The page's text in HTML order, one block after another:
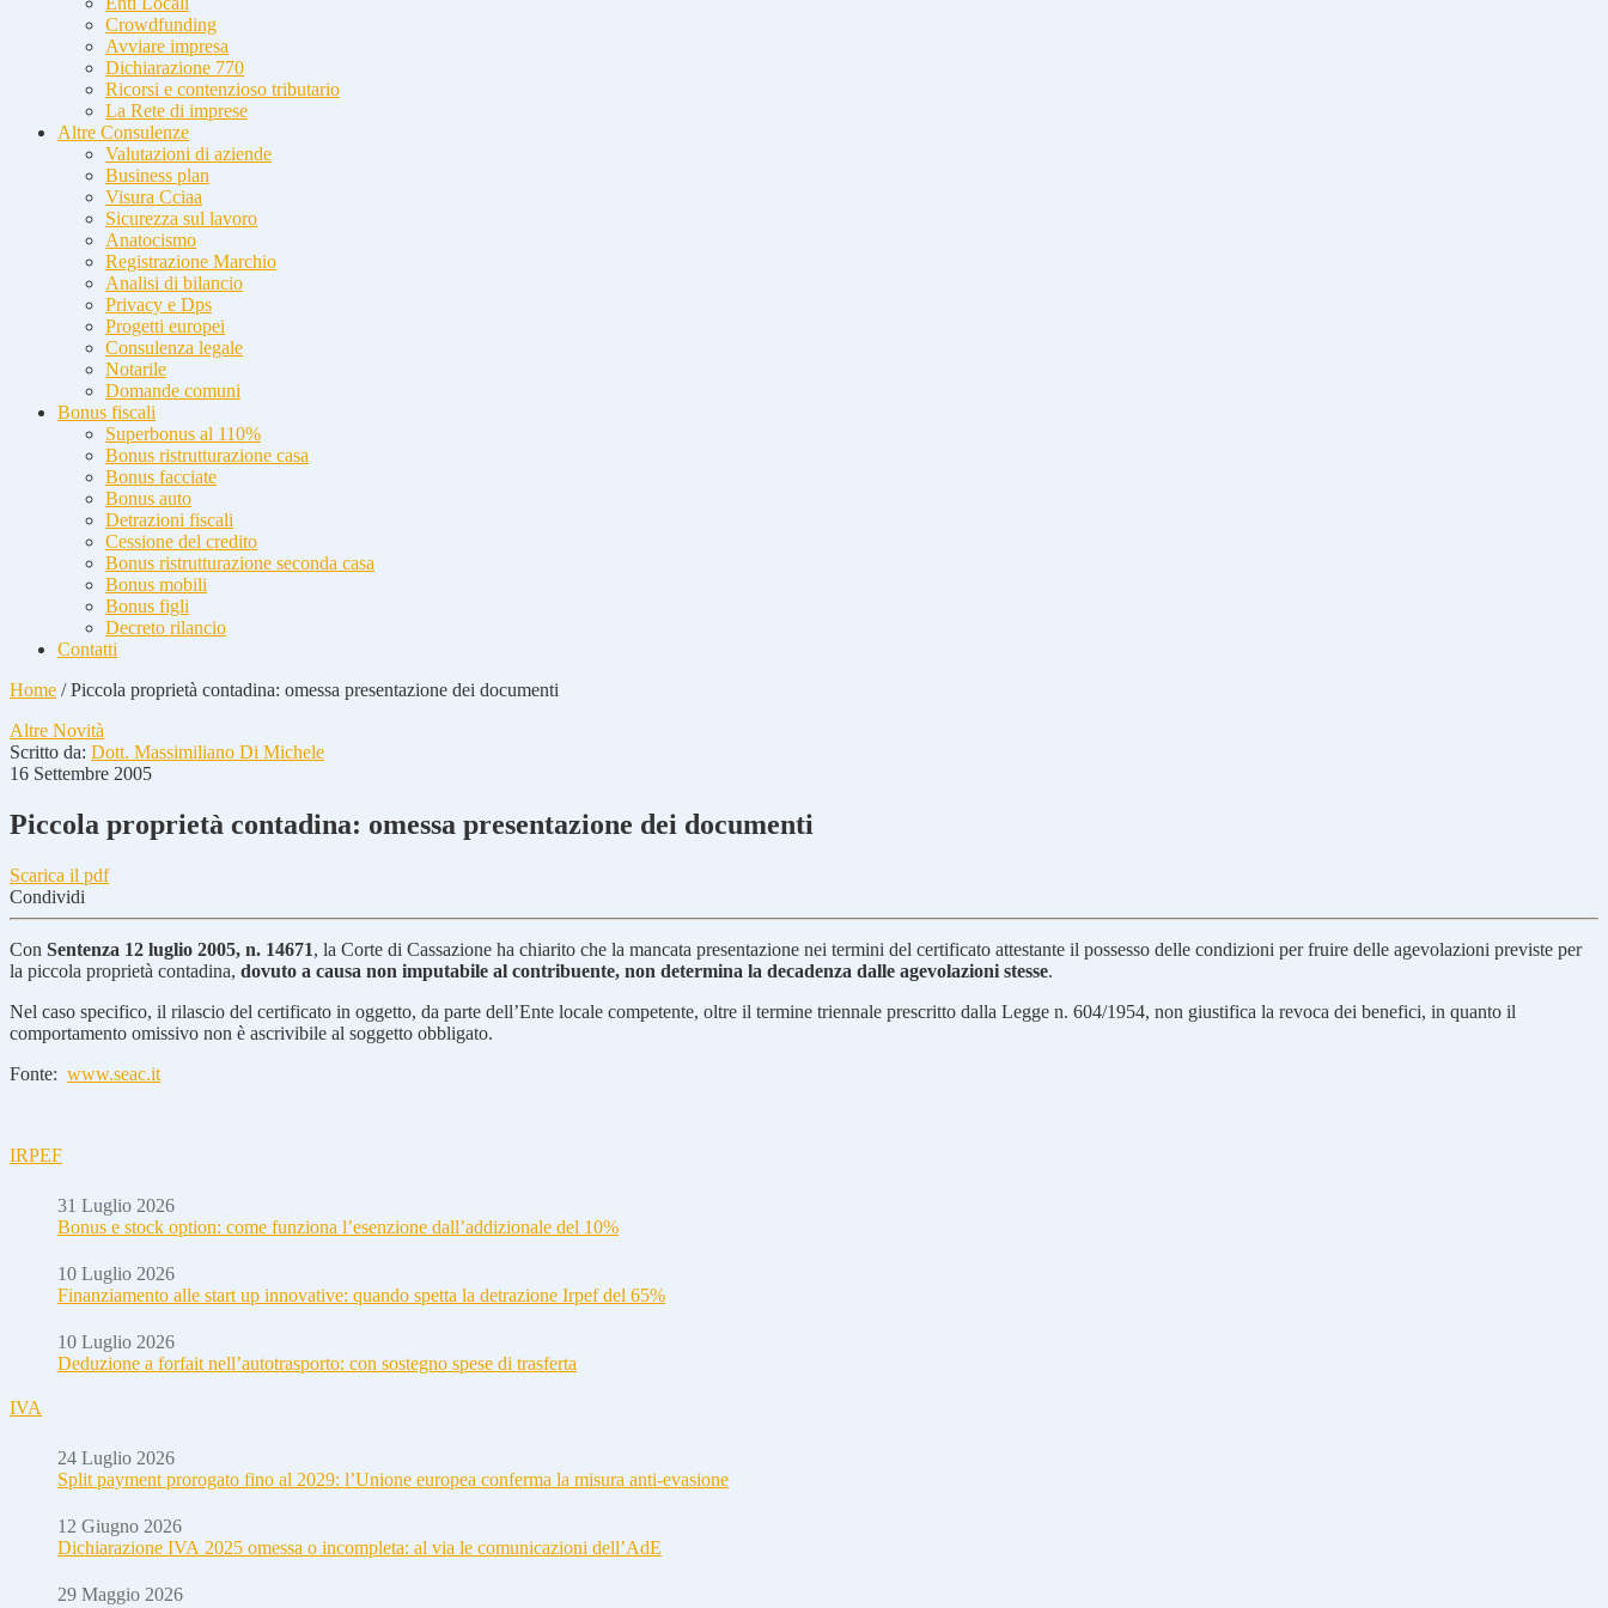
Crowdfunding
Avviare impresa
Dichiarazione 770
Ricorsi e contenzioso tributario
La Rete di imprese
Altre Consulenze
Valutazioni di aziende
Business plan
Visura Cciaa
Sicurezza sul lavoro
Anatocismo
Registrazione Marchio
Analisi di bilancio
Privacy e Dps
Progetti europei
Consulenza legale
Notarile
Domande comuni
Bonus fiscali
Superbonus al 110%
Bonus ristrutturazione casa
Bonus facciate
Bonus auto
Detrazioni fiscali
Cessione del credito
Bonus ristrutturazione seconda casa
Bonus mobili
Bonus figli
Decreto rilancio
Contatti
Home /Piccola proprietà contadina: omessa presentazione dei documenti
Altre Novità
Scritto da: Dott. Massimiliano Di Michele
16 Settembre 2005
Piccola proprietà contadina: omessa presentazione dei documenti
Scarica il pdf
Condividi
Con Sentenza 12 luglio 2005, n. 14671, la Corte di Cassazione ha chiarito che la mancata presentazione nei termini del certificato attestante il possesso delle condizioni per fruire delle agevolazioni previste per
la piccola proprietà contadina, dovuto a causa non imputabile al contribuente, non determina la decadenza dalle agevolazioni stesse.
Nel caso specifico, il rilascio del certificato in oggetto, da parte dell’Ente locale competente, oltre il termine triennale prescritto dalla Legge n. 604/1954, non giustifica la revoca dei benefici, in quanto il
comportamento omissivo non è ascrivibile al soggetto obbligato.
Fonte: www.seac.it
IRPEF
31 Luglio 2026
Bonus e stock option: come funziona l’esenzione dall’addizionale del 10%
10 Luglio 2026
Finanziamento alle start up innovative: quando spetta la detrazione Irpef del 65%
10 Luglio 2026
Deduzione a forfait nell’autotrasporto: con sostegno spese di trasferta
IVA
24 Luglio 2026
Split payment prorogato fino al 2029: l’Unione europea conferma la misura anti-evasione
12 Giugno 2026
Dichiarazione IVA 2025 omessa o incompleta: al via le comunicazioni dell’AdE
29 Maggio 2026